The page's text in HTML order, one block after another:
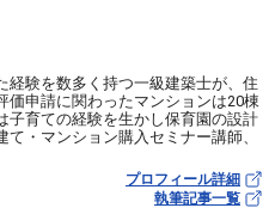
経験を数多く持つ一級建築士が、住
価申請に関わったマンションは20棟
子育ての経験を生かし保育園の設計
・マンション購入セミナー講師、
プロフィール詳細
執筆記事一覧